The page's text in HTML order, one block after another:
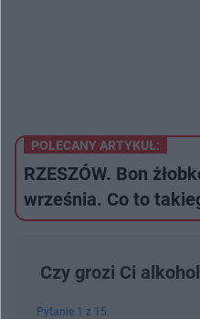
POLECANY ARTYKUŁ:
RZESZÓW. Bon
września. Co to
Czy grozi Ci
Pytanie 1 z 15